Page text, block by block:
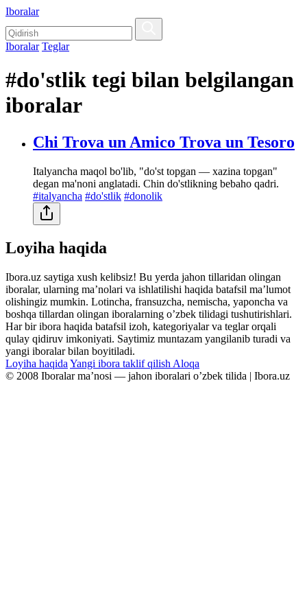
Iboralar
Iboralar Teglar
#do'stlik tegi bilan belgilangan
iboralar
Chi Trova un Amico Trova un Tesoro
Italyancha maqol bo'lib, "do'st topgan — xazina topgan"
degan ma'noni anglatadi. Chin do'stlikning bebaho qadri.
#italyancha #do'stlik #donolik
Loyiha haqida
Ibora.uz saytiga xush kelibsiz! Bu yerda jahon tillaridan olingan
iboralar, ularning maʼnolari va ishlatilishi haqida batafsil maʼlumot
olishingiz mumkin. Lotincha, fransuzcha, nemischa, yaponcha va
boshqa tillardan olingan iboralarning oʼzbek tilidagi tushutirishlari.
Har bir ibora haqida batafsil izoh, kategoriyalar va teglar orqali
qulay qidiruv imkoniyati. Saytimiz muntazam yangilanib turadi va
yangi iboralar bilan boyitiladi.
Loyiha haqida Yangi ibora taklif qilish Aloqa
© 2008 Iboralar maʼnosi — jahon iboralari oʼzbek tilida | Ibora.uz